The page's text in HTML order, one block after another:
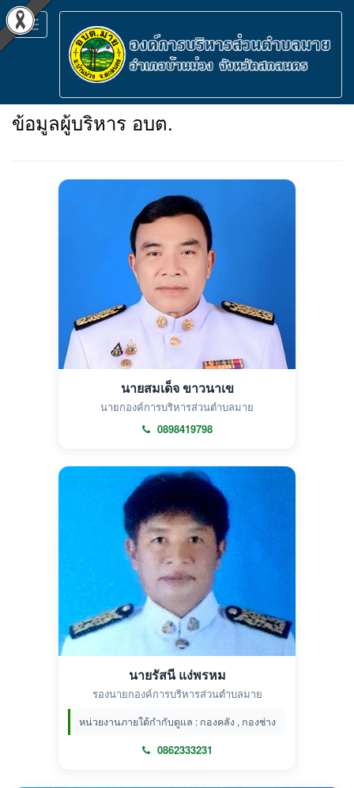
Toggle
navigation
ข้อมูลผู้บริหาร อบต.
นายสมเด็จ ขาวนาเข
นายกองค์การบริหารส่วนตำบลมาย
0898419798
นายรัสนี แง่พรหม
รองนายกองค์การบริหารส่วนตำบลมาย
หน่วยงานภายใต้กำกับดูแล : กองคลัง , กองช่าง
0862333231